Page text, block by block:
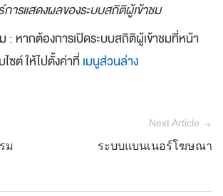
ารแสดงผลของระบบสถิติผู้เข้าชม
: หากต้องการเปิดระบบสถิติผู้เข้าชมที่หน้า
ไซต์ ให้ไปตั้งค่าที่เมนูส่วนล่าง
ม
Next Article
ระบบแบนเนอร์โฆษณา